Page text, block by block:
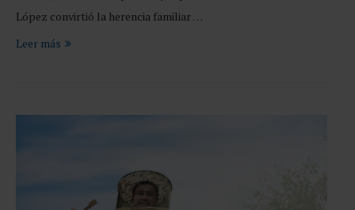
López convirtió la herencia familiar …
Leer más